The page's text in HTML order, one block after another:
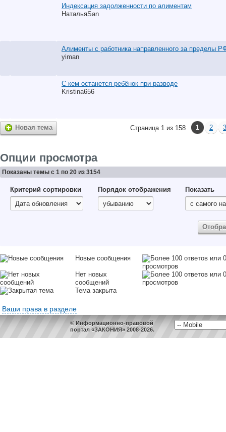
Индексация задолженности по алиментам
НатальяSan
Алименты с работника направленного за пределы
yiman
С кем останется ребёнок при разводе
Kristina656
Новая тема Страница 1 из 158 1 2 3
Опции просмотра
Показаны темы с 1 по 20 из 3154
Критерий сортировки Порядок отображения Показать
Новые сообщения
Нет новых
сообщений
Тема закрыта
Ваши права в разделе
© Информационно-правовой
портал «ЗАКОНИЯ» 2008-2026.